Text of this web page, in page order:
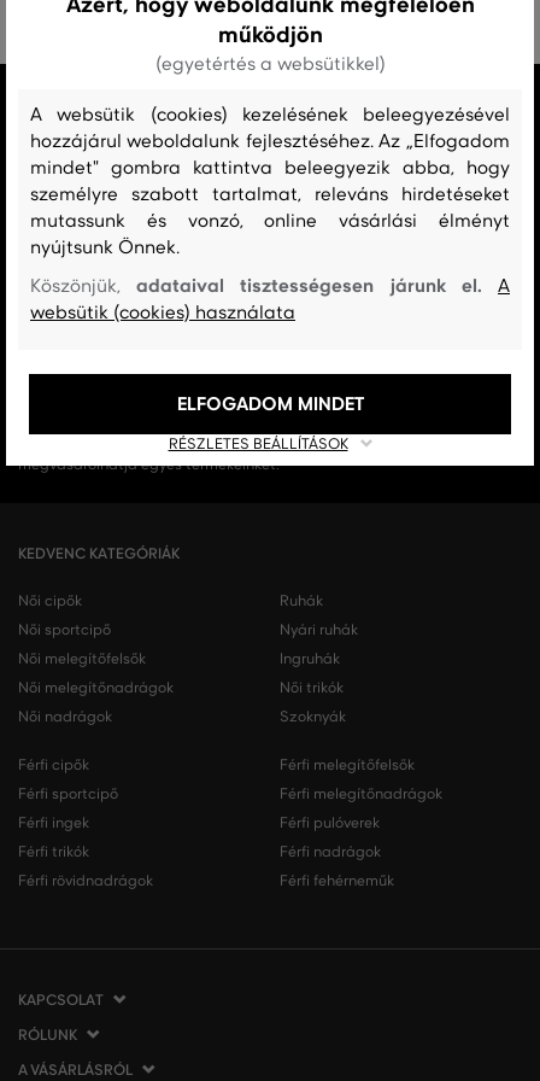
MINDEN RAKTÁRON
A webáruházban lévő összes áru raktáron van.
AZ EREDETISÉG GARANCIÁJA
Cégünk 1999-től a Gant márka exkluzív forgalmazója Magyarországon.
Nálunk mindig 100%-ban eredeti terméket vásárol.
INGYENES SZÁLLÍTÁST ÉS VISSZAKÜLDÉS
29 990 Ft feletti szállítás mindig ingyenes, az áru visszaküldéséért soha
17 ÜZLET MAGYARORSZÁGON
A webáruházunk széles kínálatán kívül az üzleteinkben is
megvásárolhatja egyes termékeinket.
KEDVENC KATEGÓRIÁK
Női cipők
Női sportcipő
Női melegítőfelsők
Női melegítőnadrágok
Női nadrágok
Ruhák
Nyári ruhák
Ingruhák
Női trikók
Szoknyák
Férfi cipők
Férfi sportcipő
Férfi ingek
Férfi trikók
Férfi rövidnadrágok
Férfi melegítőfelsők
Férfi melegítőnadrágok
Férfi pulóverek
Férfi nadrágok
Férfi fehérneműk
KAPCSOLAT
VERMONT Services Slovakia s. r. o.
Vlčie hrdlo 53
RÓLUNK
Cégünkről
A VÁSÁRLÁSRÓL
működjön
(egyetértés a websütikkel)
A websütik (cookies) kezelésének beleegyezésével
hozzájárul weboldalunk fejlesztéséhez. Az „Elfogadom
mindet" gombra kattintva beleegyezik abba, hogy
személyre szabott tartalmat, releváns hirdetéseket
mutassunk és vonzó, online vásárlási élményt
nyújtsunk Önnek.
Köszönjük,adataival tisztességesen járunk el.A
websütik (cookies) használata
RÉSZLETES BEÁLLÍTÁSOK
ELFOGADOM MINDET